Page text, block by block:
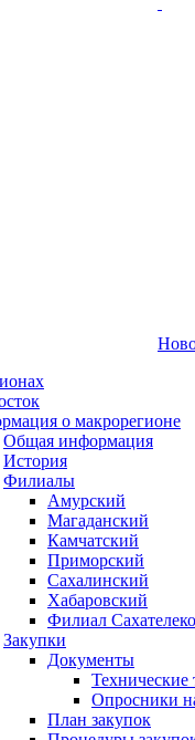
о макрорегионе
Общая информация
История
Филиалы
Амурский
Магаданский
Камчатский
Приморский
Сахалинский
Хабаровский
Филиал
Закупки
Документы
Технические
Опросники
План закупок